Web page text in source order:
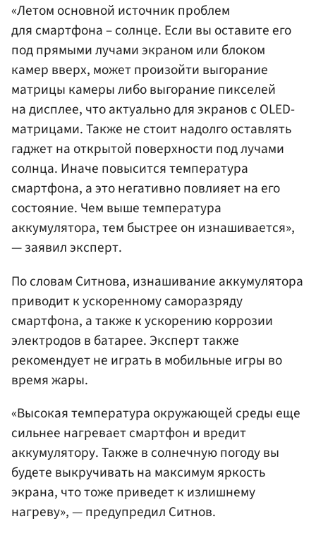
«Летом основной источник проблем
для смартфона – солнце. Если вы оставите его
под прямыми лучами экраном или блоком
камер вверх, может произойти выгорание
матрицы камеры либо выгорание пикселей
на дисплее, что актуально для экранов с OLED-
матрицами. Также не стоит надолго оставлять
гаджет на открытой поверхности под лучами
солнца. Иначе повысится температура
смартфона, а это негативно повлияет на его
состояние. Чем выше температура
аккумулятора, тем быстрее он изнашивается»,
— заявил эксперт.
По словам Ситнова, изнашивание аккумулятора
приводит к ускоренному саморазряду
смартфона, а также к ускорению коррозии
электродов в батарее. Эксперт также
рекомендует не играть в мобильные игры во
время жары.
«Высокая температура окружающей среды еще
сильнее нагревает смартфон и вредит
аккумулятору. Также в солнечную погоду вы
будете выкручивать на максимум яркость
экрана, что тоже приведет к излишнему
нагреву», — предупредил Ситнов.